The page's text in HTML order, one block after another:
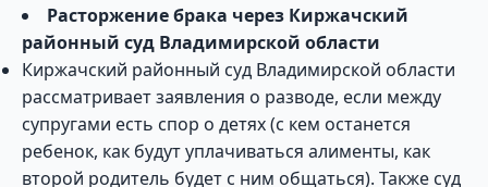
Расторжение брака через Киржачский
районный суд Владимирской области
Киржачский районный суд Владимирской области
рассматривает заявления о разводе, если между
супругами есть спор о детях (с кем останется
ребенок, как будут уплачиваться алименты, как
второй родитель будет с ним общаться). Также суд